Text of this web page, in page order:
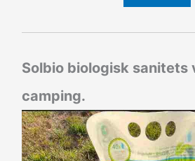
Solbio biologisk
camping.